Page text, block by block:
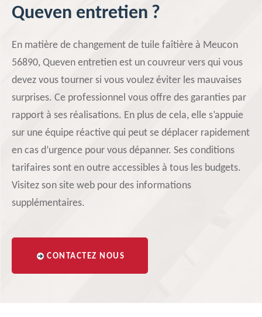
Queven entretien ?
En matière de changement de tuile faîtière à Meucon
56890, Queven entretien est un couvreur vers qui vous
devez vous tourner si vous voulez éviter les mauvaises
surprises. Ce professionnel vous offre des garanties par
rapport à ses réalisations. En plus de cela, elle s’appuie
sur une équipe réactive qui peut se déplacer rapidement
en cas d’urgence pour vous dépanner. Ses conditions
tarifaires sont en outre accessibles à tous les budgets.
Visitez son site web pour des informations
supplémentaires.
CONTACTEZ NOUS